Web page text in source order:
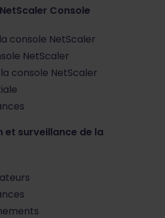
Console
console NetScaler
NetScaler
console NetScaler
et surveillance de la